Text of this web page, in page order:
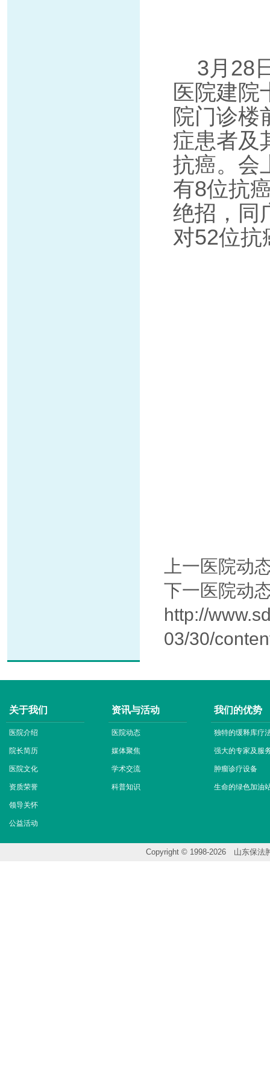
3月28
医院建院
院门诊楼
症患者及
抗癌。会
有8位抗
绝招，同
对52位抗
上一医院
下一医院
http://
03/30/
关于我们
医院介绍
院长简历
医院文化
资质荣誉
领导关怀
公益活动
资讯与活动
医院动态
媒体聚焦
学术交流
科普知识
我们的优势
独特的缓释库疗
强大的专家及服
肿瘤诊疗设备
生命的绿色加油
Copyright © 1998-2026 山东保法